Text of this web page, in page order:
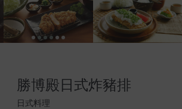
勝博殿日式炸豬排
日式料理